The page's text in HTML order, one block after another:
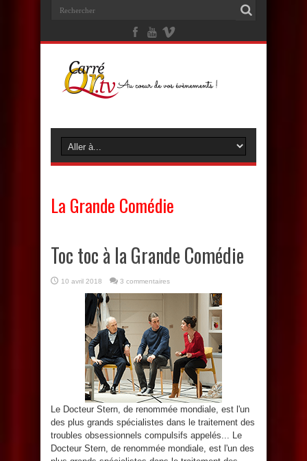
La Grande Comédie
Toc toc à la Grande Comédie
10 avril 2018 3 commentaires
Le Docteur Stern, de renommée mondiale, est l'un
des plus grands spécialistes dans le traitement des
troubles obsessionnels compulsifs appelés... Le
Docteur Stern, de renommée mondiale, est l'un des